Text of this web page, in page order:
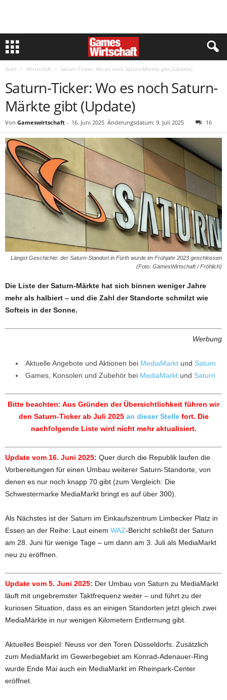
Start Wirtschaft Saturn-Ticker: Wo es noch Saturn-Märkte gibt (Update)
Saturn-Ticker: Wo es noch Saturn-
Märkte gibt (Update)
Von Gameswirtschaft - 16. Juni 2025 Änderungsdatum: 9. Juli 2025 16
Längst Geschichte: der Saturn-Standort in Fürth wurde im Frühjahr 2023 geschlossen
(Foto: GamesWirtschaft / Fröhlich)
Die Liste der Saturn-Märkte hat sich binnen weniger Jahre
mehr als halbiert – und die Zahl der Standorte schmilzt wie
Softeis in der Sonne.
Werbung
Aktuelle Angebote und Aktionen bei MediaMarkt und Saturn
Games, Konsolen und Zubehör bei MediaMarkt und Saturn
Bitte beachten: Aus Gründen der Übersichtlichkeit führen wir
den Saturn-Ticker ab Juli 2025 an dieser Stellefort. Die
nachfolgende Liste wird nicht mehr aktualisiert.
Update vom 16. Juni 2025: Quer durch die Republik laufen die
Vorbereitungen für einen Umbau weiterer Saturn-Standorte, von
denen es nur noch knapp 70 gibt (zum Vergleich: Die
Schwestermarke MediaMarkt bringt es auf über 300).
Als Nächstes ist der Saturn im Einkaufszentrum Limbecker Platz in
Essen an der Reihe: Laut einem WAZ-Bericht schließt der Saturn
am 28. Juni für wenige Tage – um dann am 3. Juli als MediaMarkt
neu zu eröffnen.
Update vom 5. Juni 2025: Der Umbau von Saturn zu MediaMarkt
läuft mit ungebremster Taktfrequenz weiter – und führt zu der
kuriosen Situation, dass es an einigen Standorten jetzt gleich zwei
MediaMärkte in nur wenigen Kilometern Entfernung gibt.
Aktuelles Beispiel: Neuss vor den Toren Düsseldorfs. Zusätzlich
zum MediaMarkt im Gewerbegebiet am Konrad-Adenauer-Ring
wurde Ende Mai auch ein MediaMarkt im Rheinpark-Center
eröffnet.